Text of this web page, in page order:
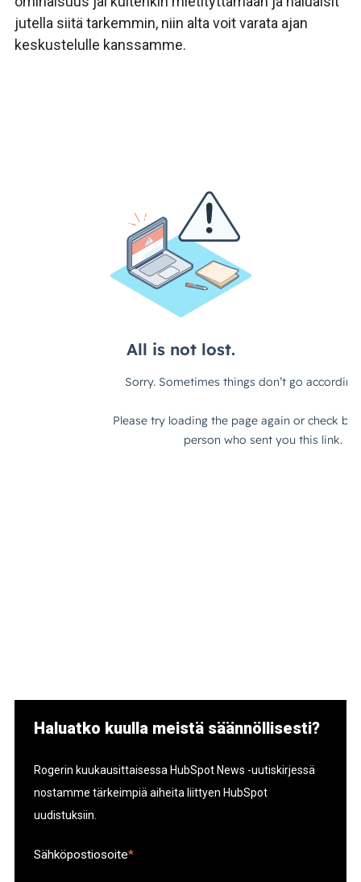
jutella siitä tarkemmin, niin alta voit varata ajan
keskustelulle kanssamme.
Haluatko kuulla meistä säännöllisesti?
Rogerin kuukausittaisessa HubSpot News -uutiskirjessä
nostamme tärkeimpiä aiheita liittyen HubSpot
uudistuksiin.
Sähköpostiosoite*